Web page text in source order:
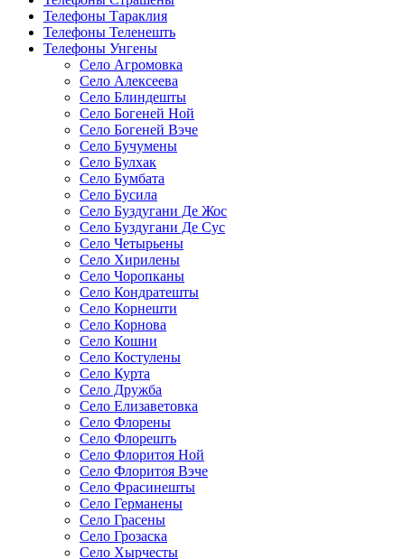
Телефоны Тараклия
Телефоны Теленешть
Телефоны Унгены
Село Агромовка
Село Алексеева
Село Блиндешты
Село Богеней Ной
Село Богеней Вэче
Село Бучумены
Село Булхак
Село Бумбата
Село Бусила
Село Буздугани Де Жос
Село Буздугани Де Сус
Село Четырьены
Село Хирилены
Село Чоропканы
Село Кондратешты
Село Корнешти
Село Корнова
Село Кошни
Село Костулены
Село Курта
Село Дружба
Село Елизаветовка
Село Флорены
Село Флорешть
Село Флоритоя Ной
Село Флоритоя Вэче
Село Фрасинешты
Село Германены
Село Грасены
Село Грозаска
Село Хырчесты